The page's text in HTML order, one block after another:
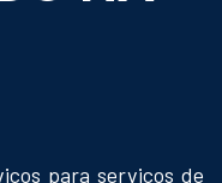
para serviços de